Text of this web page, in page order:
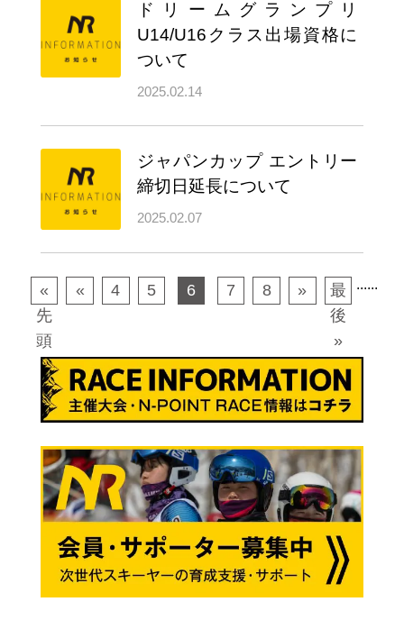
ドリームグランプリ
U14/U16クラス出場資格に
ついて
2025.02.14
ジャパンカップ エントリー
締切日延長について
2025.02.07
«
先
頭
« ...
4 5 6 7 8 ...
»
最
後
»